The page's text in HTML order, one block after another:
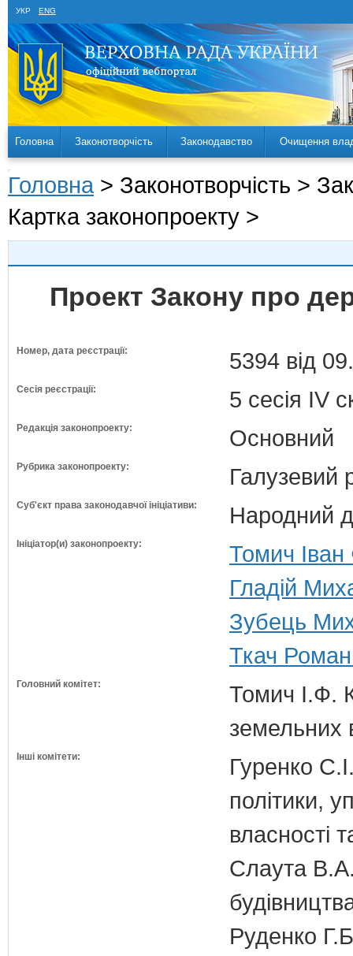
УКР ENG
Головна Законотворчість Законодавство Очищення
Головна > Законотворчість >
Картка законопроекту >
Проект Закону про
Номер, дата реєстрації: 5394 від
Сесія реєстрації: 5 сесія IV
Редакція законопроекту: Основний
Рубрика законопроекту: Галузевий
Суб'єкт права законодавчої ініціативи: Народний
Ініціатор(и) законопроекту:
Томич
Гладій
Зубець
Ткач
Головний комітет:
Томич І.Ф.
земельних
Інші комітети:
Гуренко
політики,
власності
Слаута
Руденко